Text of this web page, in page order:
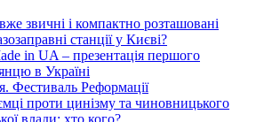
звичні і компактно розташовані
станції у Києві?
in UA – презентація першого
в Україні
Фестиваль Реформації
проти цинізму та чиновницького
влади: хто кого?